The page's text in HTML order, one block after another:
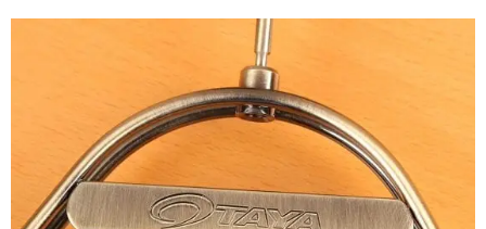
お知らせ 2025年3月14日木製ハンガーNシリーズ価格改定のお知らせ
年末年始休業のお知らせ